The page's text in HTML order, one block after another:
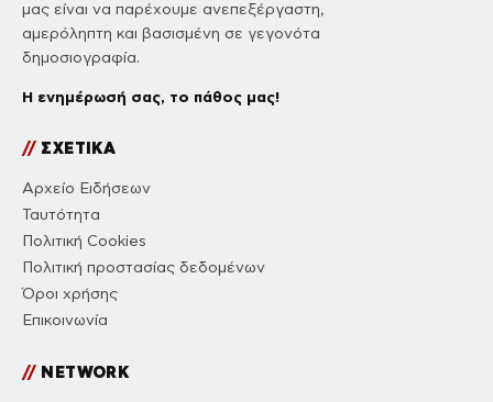
μας είναι να παρέχουμε ανεπεξέργαστη,
αμερόληπτη και βασισμένη σε γεγονότα
δημοσιογραφία.
Η ενημέρωσή σας, το πάθος μας!
//ΣΧΕΤΙΚΑ
Αρχείο Ειδήσεων
Ταυτότητα
Πολιτική Cookies
Πολιτική προστασίας δεδομένων
Όροι χρήσης
Επικοινωνία
//NETWORK